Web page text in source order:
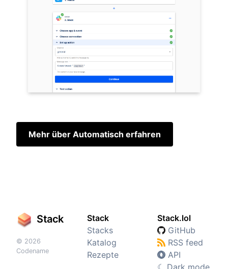
Mehr über Automatisch erfahren
Stack
© 2026
Codename
Stack
Stacks
Katalog
Rezepte
Stack.lol
GitHub
RSS feed
API
☾ Dark mode